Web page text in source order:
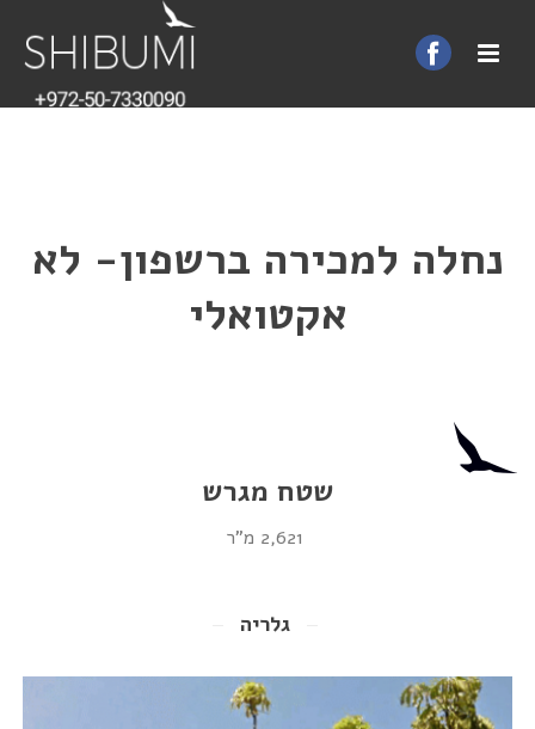
נחלה למכירה ברשפון- לא
אקטואלי
שטח מגרש
גלריה